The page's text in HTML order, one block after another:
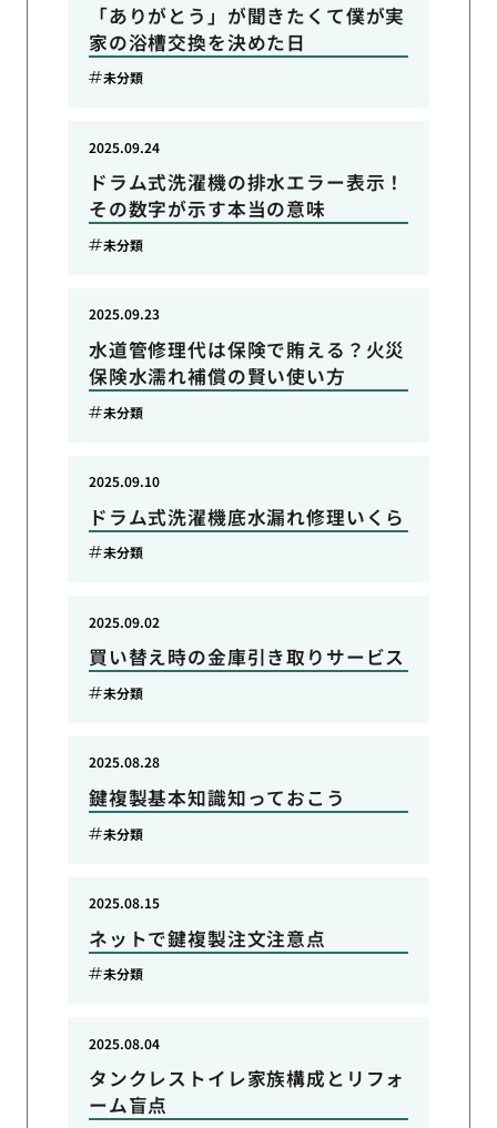
「ありがとう」が聞きたくて僕が実
家の浴槽交換を決めた日
未分類
ドラム式洗濯機の排水エラー表示！
その数字が示す本当の意味
2025.09.24
未分類
水道管修理代は保険で賄える？火災
保険水濡れ補償の賢い使い方
2025.09.23
未分類
ドラム式洗濯機底水漏れ修理いくら
2025.09.10
未分類
買い替え時の金庫引き取りサービス
2025.09.02
未分類
鍵複製基本知識知っておこう
2025.08.28
未分類
ネットで鍵複製注文注意点
2025.08.15
未分類
タンクレストイレ家族構成とリフォ
ーム盲点
2025.08.04